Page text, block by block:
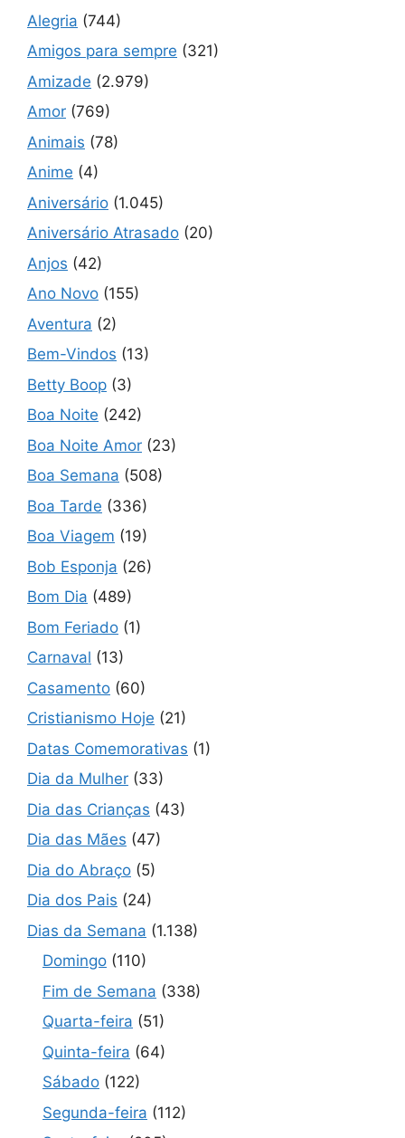
Alegria (744)
Amigos para sempre (321)
Amizade (2.979)
Amor (769)
Animais (78)
Anime (4)
Aniversário (1.045)
Aniversário Atrasado (20)
Anjos (42)
Ano Novo (155)
Aventura (2)
Bem-Vindos (13)
Betty Boop (3)
Boa Noite (242)
Boa Noite Amor (23)
Boa Semana (508)
Boa Tarde (336)
Boa Viagem (19)
Bob Esponja (26)
Bom Dia (489)
Bom Feriado (1)
Carnaval (13)
Casamento (60)
Cristianismo Hoje (21)
Datas Comemorativas (1)
Dia da Mulher (33)
Dia das Crianças (43)
Dia das Mães (47)
Dia do Abraço (5)
Dia dos Pais (24)
Dias da Semana (1.138)
Domingo (110)
Fim de Semana (338)
Quarta-feira (51)
Quinta-feira (64)
Sábado (122)
Segunda-feira (112)